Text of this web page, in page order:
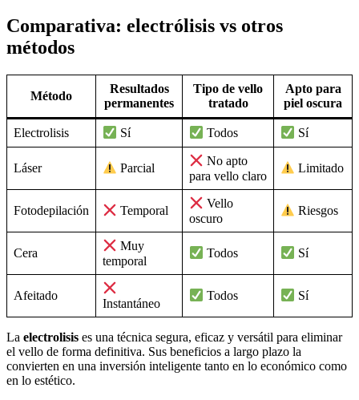
Comparativa: electrólisis vs otros
métodos
Método
Resultados
permanentes
Tipo de vello
tratado
Apto para
piel oscura
Electrolisis Sí Todos Sí
Láser Parcial
No apto
para vello claro
Limitado
Fotodepilación Temporal
Vello
oscuro
Riesgos
Cera
Muy
temporal
Todos Sí
Afeitado
Instantáneo
Todos Sí
La electrolisis es una técnica segura, eficaz y versátil para eliminar
el vello de forma definitiva. Sus beneficios a largo plazo la
convierten en una inversión inteligente tanto en lo económico como
en lo estético.